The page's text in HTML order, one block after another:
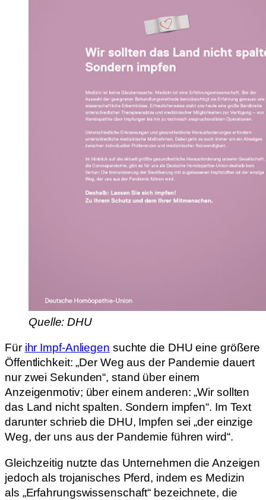
Quelle: DHU
Für ihr Impf-Anliegen suchte die DHU eine größere
Öffentlichkeit: „Der Weg aus der Pandemie dauert
nur zwei Sekunden“, stand über einem
Anzeigenmotiv; über einem anderen: „Wir sollten
das Land nicht spalten. Sondern impfen“. Im Text
darunter schrieb die DHU, Impfen sei „der einzige
Weg, der uns aus der Pandemie führen wird“.
Gleichzeitig nutzte das Unternehmen die Anzeigen
jedoch als trojanisches Pferd, indem es Medizin
als „Erfahrungswissenschaft“ bezeichnete, die